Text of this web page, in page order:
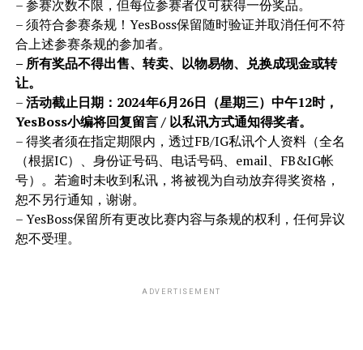
– 参赛次数不限，但每位参赛者仅可获得一份奖品。
– 须符合参赛条规！YesBoss保留随时验证并取消任何不符
合上述参赛条规的参加者。
– 所有奖品不得出售、转卖、以物易物、兑换成现金或转
让。
–活动截止日期：2024年6月26日（星期三）中午12时，
YesBoss小编将回复留言 / 以私讯方式通知得奖者。
– 得奖者须在指定期限内，透过FB/IG私讯个人资料（全名
（根据IC）、身份证号码、电话号码、email、FB&IG帐
号）。若逾时未收到私讯，将被视为自动放弃得奖资格，
恕不另行通知，谢谢。
– YesBoss保留所有更改比赛内容与条规的权利，任何异议
恕不受理。
ADVERTISEMENT